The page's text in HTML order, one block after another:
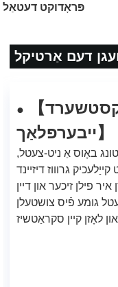
פּראָדוקט דעטאַל
דעם אַרטיקל
● 【
ייבערפלאַך】
באָוס אַ ניט-צעטל,
גרוווז דיזיינד
פילן זיכער און דיין
פריי. די 4 ניט-צעטל גומע פֿיס צושטעלן